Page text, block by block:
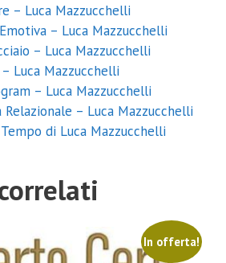
– Luca Mazzucchelli
– Luca Mazzucchelli
– Luca Mazzucchelli
Luca Mazzucchelli
– Luca Mazzucchelli
– Luca Mazzucchelli
di Luca Mazzucchelli
In offerta!